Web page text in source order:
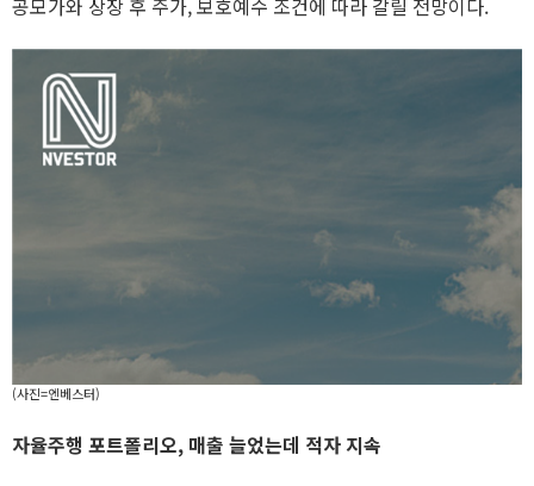
공모가와 상장 후 주가, 보호예수 조건에 따라 갈릴 전망이다.
(사진=엔베스터)
자율주행 포트폴리오, 매출 늘었는데 적자 지속